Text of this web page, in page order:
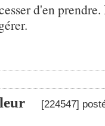
d'en
[224547]